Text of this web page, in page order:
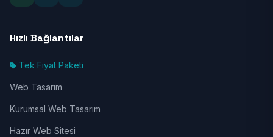
Hızlı Bağlantılar
Tek Fiyat Paketi
Web Tasarım
Kurumsal Web Tasarım
Hazır Web Sitesi